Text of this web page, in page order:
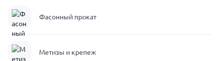
Фасонный прокат
Метизы и крепеж